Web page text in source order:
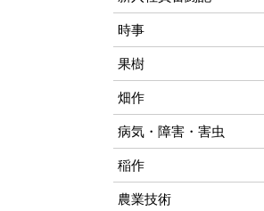
時事
果樹
畑作
病気・障害・害虫
稲作
農業技術